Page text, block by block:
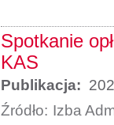
Spotkanie
KAS
Publikacja:
Źródło: Izba